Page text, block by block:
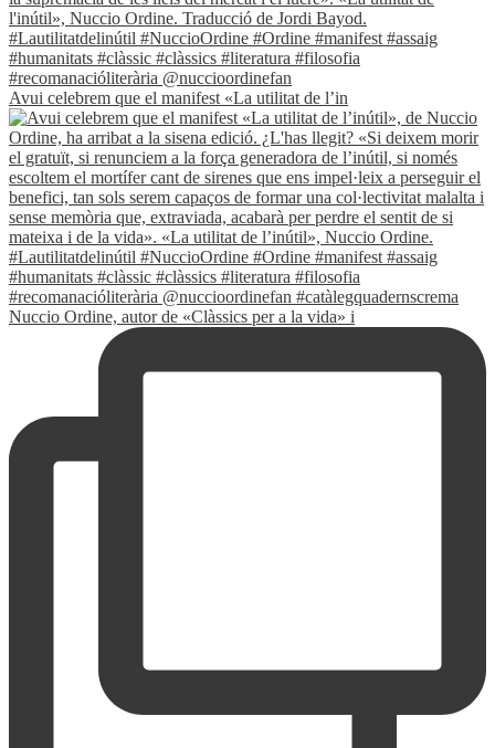
Avui celebrem que el manifest «La utilitat de l’in
Nuccio Ordine, autor de «Clàssics per a la vida» i